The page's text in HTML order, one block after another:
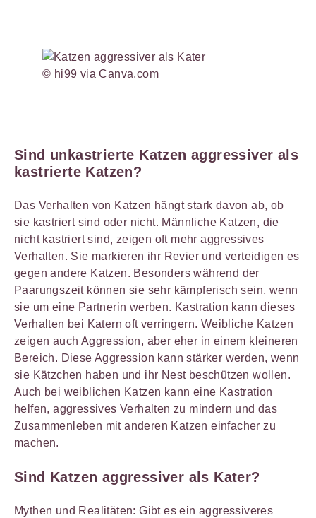
© hi99 via Canva.com
Sind unkastrierte Katzen aggressiver als
kastrierte Katzen?
Das Verhalten von Katzen hängt stark davon ab, ob
sie kastriert sind oder nicht. Männliche Katzen, die
nicht kastriert sind, zeigen oft mehr aggressives
Verhalten. Sie markieren ihr Revier und verteidigen es
gegen andere Katzen. Besonders während der
Paarungszeit können sie sehr kämpferisch sein, wenn
sie um eine Partnerin werben. Kastration kann dieses
Verhalten bei Katern oft verringern. Weibliche Katzen
zeigen auch Aggression, aber eher in einem kleineren
Bereich. Diese Aggression kann stärker werden, wenn
sie Kätzchen haben und ihr Nest beschützen wollen.
Auch bei weiblichen Katzen kann eine Kastration
helfen, aggressives Verhalten zu mindern und das
Zusammenleben mit anderen Katzen einfacher zu
machen.
Sind Katzen aggressiver als Kater?
Mythen und Realitäten: Gibt es ein aggressiveres